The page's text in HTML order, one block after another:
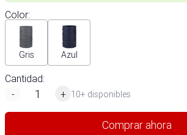
Color:
Gris Azul
Cantidad:
-
+ 10+ disponibles
Comprar ahora